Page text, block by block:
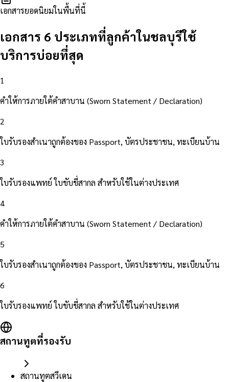
เอกสารยอดนิยมในพื้นที่นี้
เอกสาร 6 ประเภทที่ลูกค้าในชลบุรีใช้
บริการบ่อยที่สุด
1
คำให้การภายใต้คำสาบาน (Sworn Statement / Declaration)
2
ใบรับรองสำเนาถูกต้องของ Passport, บัตรประชาชน, ทะเบียนบ้าน
3
ใบรับรองแพทย์ ใบขับขี่สากล สำหรับใช้ในต่างประเทศ
4
คำให้การภายใต้คำสาบาน (Sworn Statement / Declaration)
5
ใบรับรองสำเนาถูกต้องของ Passport, บัตรประชาชน, ทะเบียนบ้าน
6
ใบรับรองแพทย์ ใบขับขี่สากล สำหรับใช้ในต่างประเทศ
สถานทูตที่รองรับ
สถานทูตสวีเดน